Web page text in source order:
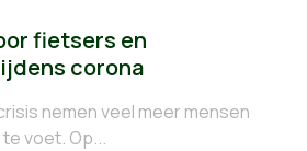
fietsers en
corona
nemen veel meer mensen
voet. Op...